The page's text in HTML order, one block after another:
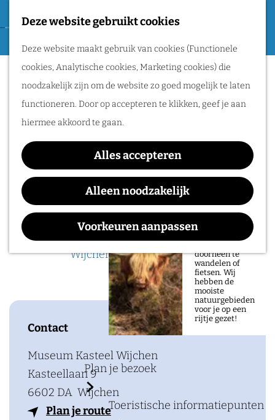
Deze website gebruikt cookies
Deze website maakt gebruik van cookies (Functionele
cookies, Analytische cookies, Marketing cookies) die
noodzakelijk zijn om de website zo goed mogelijk te laten
functioneren. Door op accepteren te klikken, geef je aan
hiermee akkoord te gaan.
Alles accepteren
Alleen noodzakelijk
Voorkeuren aanpassen
a
F
a
v
o
r
i
e
e
M
e
n
u
Routes
Wandelen
Fietsen
Routeplanner
Natuurgebieden
in het Rijk van
natuur in het Rijk
van Nijmegen is
doorheen te
wandelen of
fietsen. Wij
hebben de
mooiste
natuurgebieden
voor je op een
rijtje gezet!
Plan je bezoek
Toeristische informatiepunten
Sorry, deze activiteit is niet meer
beschikbaar. Bekijk hetactuele aanbodvoor
de beschikbare opties.
Instapwandeling
Wijchen
Wijchen
Wanneer:
t/m 2 augustus
Contact
Museum Kasteel Wijchen
Kasteellaan 9
6602 DA Wijchen
Plan je routen